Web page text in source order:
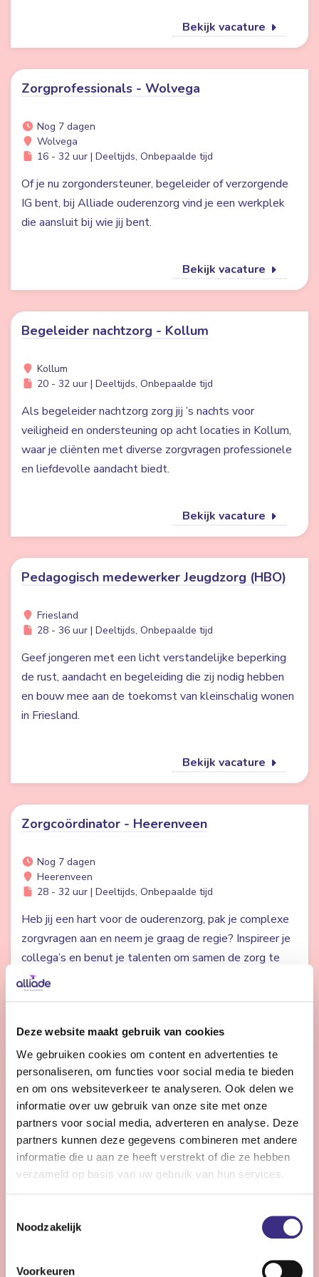
Deze website maakt gebruik van cookies
We gebruiken cookies om content en advertenties te
personaliseren, om functies voor social media te bieden
en om ons websiteverkeer te analyseren. Ook delen we
informatie over uw gebruik van onze site met onze
partners voor social media, adverteren en analyse. Deze
partners kunnen deze gegevens combineren met andere
informatie die u aan ze heeft verstrekt of die ze hebben
verzameld op basis van uw gebruik van hun services.
Noodzakelijk
Voorkeuren
Bekijk vacature
Zorgprofessionals - Wolvega
Nog 7 dagen
Wolvega
16 - 32 uur | Deeltijds, Onbepaalde tijd
Of je nu zorgondersteuner, begeleider of verzorgende
IG bent, bij Alliade ouderenzorg vind je een werkplek
die aansluit bij wie jij bent.
Bekijk vacature
Begeleider nachtzorg - Kollum
Kollum
20 - 32 uur | Deeltijds, Onbepaalde tijd
Als begeleider nachtzorg zorg jij ’s nachts voor
veiligheid en ondersteuning op acht locaties in Kollum,
waar je cliënten met diverse zorgvragen professionele
en liefdevolle aandacht biedt.
Bekijk vacature
Pedagogisch medewerker Jeugdzorg (HBO)
Friesland
28 - 36 uur | Deeltijds, Onbepaalde tijd
Geef jongeren met een licht verstandelijke beperking
de rust, aandacht en begeleiding die zij nodig hebben
en bouw mee aan de toekomst van kleinschalig wonen
in Friesland.
Bekijk vacature
Zorgcoördinator - Heerenveen
Nog 7 dagen
Heerenveen
28 - 32 uur | Deeltijds, Onbepaalde tijd
Heb jij een hart voor de ouderenzorg, pak je complexe
zorgvragen aan en neem je graag de regie? Inspireer je
collega’s en benut je talenten om samen de zorg te
verbeteren? Dan zoeken we jou.
Bekijk vacature
Controller Vastgoed en ICT
Heerenveen
32 - 36 uur | Voltijds, Onbepaalde tijd
Ben jij de financial met expertise in vastgoed en ICT
die bijdraagt aan de meerjarige toekomstige
control zijn?
Bekijk vacature